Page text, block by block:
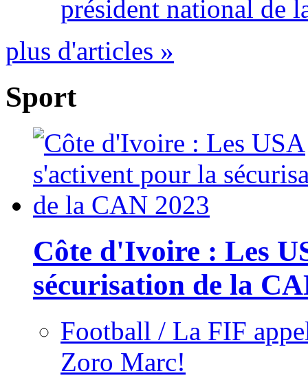
président national de
plus d'articles »
Sport
Côte d'Ivoire : Les
sécurisation de la
Football / La FIF
Zoro Marc!